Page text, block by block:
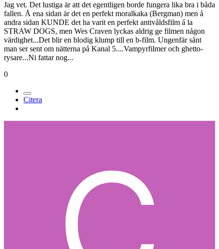
Jag vet. Det lustiga är att det egentligen borde fungera lika bra i båda
fallen. Å ena sidan är det en perfekt moralkaka (Bergman) men å
andra sidan KUNDE det ha varit en perfekt antivåldsfilm á la
STRAW DOGS, men Wes Craven lyckas aldrig ge filmen någon
värdighet...Det blir en blodig klump till en b-film. Ungenfär sånt
man ser sent om nätterna på Kanal 5....Vampyrfilmer och ghetto-
rysare...Ni fattar nog...
0
Citera